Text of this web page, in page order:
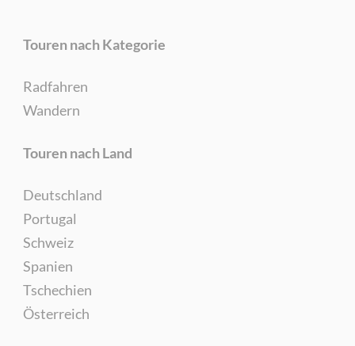
Touren nach Kategorie
Radfahren
Wandern
Touren nach Land
Deutschland
Portugal
Schweiz
Spanien
Tschechien
Österreich